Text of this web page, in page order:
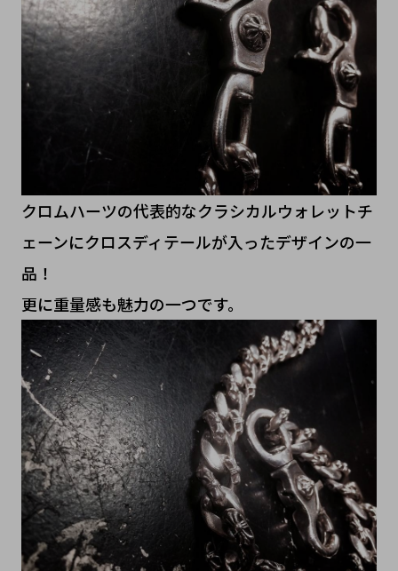
クロムハーツの代表的なクラシカルウォレットチ
ェーンにクロスディテールが入ったデザインの一
品！
更に重量感も魅力の一つです。